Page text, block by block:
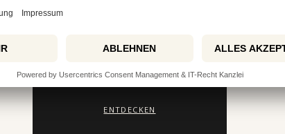
Kompromiss. Für den Tisch – überall.
ENTDECKEN